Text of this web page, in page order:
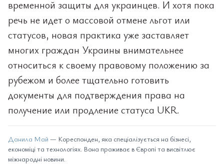
временной защиты для украинцев. И хотя пока
речь не идет о массовой отмене льгот или
статусов, новая практика уже заставляет
многих граждан Украины внимательнее
относиться к своему правовому положению за
рубежом и более тщательно готовить
документы для подтверждения права на
получение или продление статуса UKR.
Данила Май — Кореспонден, яка спеціалізується на бізнесі,
економіці та технологіях. Вона проживає в Європі та висвітлює
міжнародні новини.